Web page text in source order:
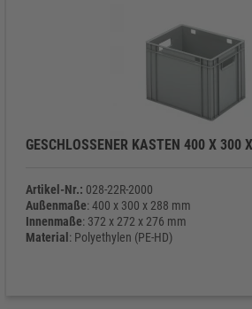
GESCHLOSSENER KASTEN 400 X 300
Artikel-Nr.: 028-22R-2000
Außenmaße: 400 x 300 x 288 mm
Innenmaße: 372 x 272 x 276 mm
Material: Polyethylen (PE-HD)